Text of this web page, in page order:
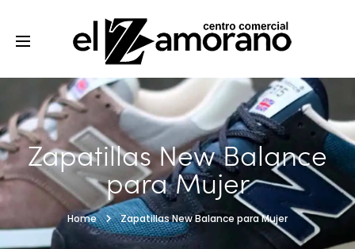
Zapatillas New Balance
para Mujer
Home Zapatillas New Balance para Mujer